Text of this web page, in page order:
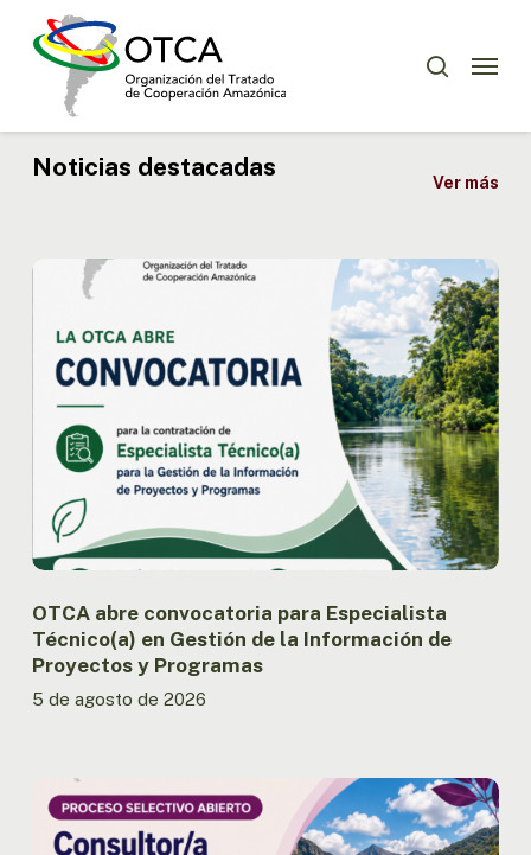
Menu
Noticias destacadas
Ver más
OTCA
para
Especialista
Técnico(a)
Gestión
Información
de
y
Programas
OTCA abre convocatoria para Especialista
Técnico(a) en Gestión de la Información de
Proyectos y Programas
5 de agosto de 2026
abre
convocatoria